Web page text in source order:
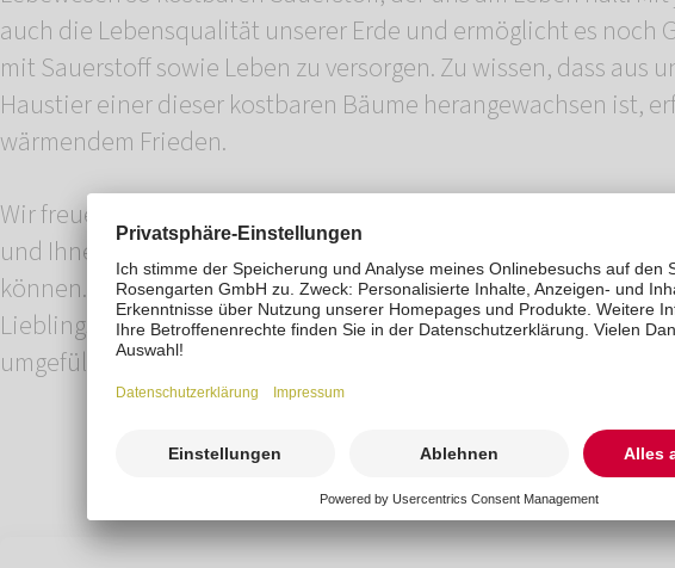
auch die Lebensqualität unserer Erde und ermöglicht es noch
mit Sauerstoff sowie Leben zu versorgen. Zu wissen, dass aus
Haustier einer dieser kostbaren Bäume herangewachsen ist,
wärmendem Frieden.
Wir freuen uns, dass wir diese besondere Urne in unser
und Ihnen einen neuen Weg des Abschiedes mit der
können. Sollten Sie schon lange auf diese Lösung gewartet
Lieblings ist bereits zu Hause, kann die Asche auch
umgefüllt werden.